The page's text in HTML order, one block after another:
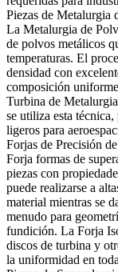
Piezas de Metalurgia
La Metalurgia de
de polvos metálicos
temperaturas. El
densidad con
composición
Turbina de
se utiliza esta
ligeros para
Forjas de Precisión
Forja formas de
piezas con
puede realizarse a
material mientras se
menudo para
fundición. La Forja
discos de turbina y
la uniformidad en